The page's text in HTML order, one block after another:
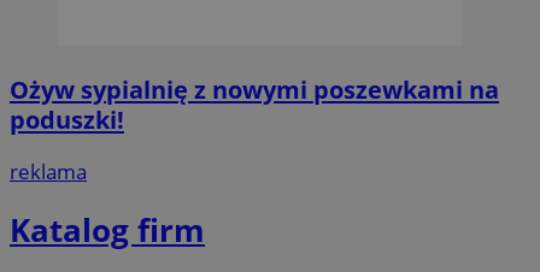
Ożyw sypialnię z nowymi poszewkami na
poduszki!
reklama
Katalog firm